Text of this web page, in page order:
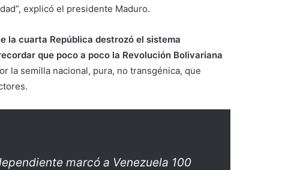
explicó el presidente Maduro.
la cuarta República destrozó el sistema
que poco a poco la Revolución Bolivariana
la semilla nacional, pura, no transgénica, que
marcó a Venezuela 100